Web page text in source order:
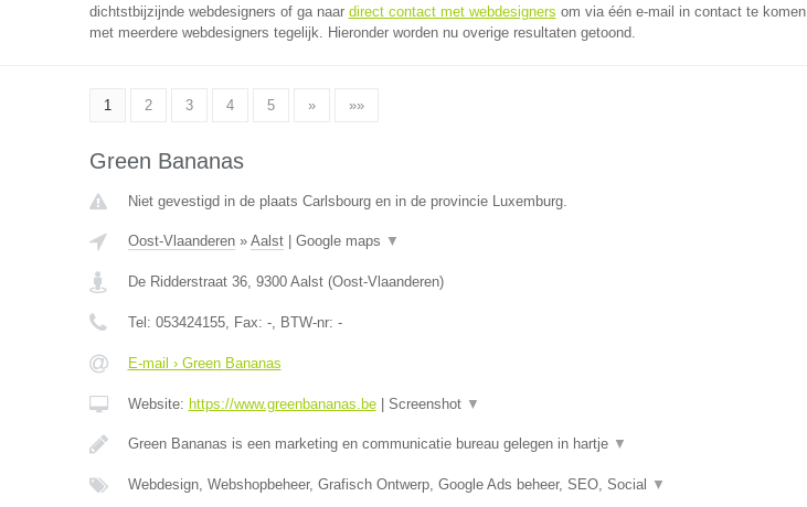
dichtstbijzijnde webdesigners of ga naar direct contact met webdesigners om via één e-mail in contact te komen
met meerdere webdesigners tegelijk. Hieronder worden nu overige resultaten getoond.
1 2 3 4 5 » »»
Green Bananas
Niet gevestigd in de plaats Carlsbourg en in de provincie Luxemburg.
Oost-Vlaanderen» Aalst| Google maps ▼
De Ridderstraat 36, 9300 Aalst(Oost-Vlaanderen)
Tel: 053424155, Fax: -, BTW-nr: -
E-mail › Green Bananas
Website: https://www.greenbananas.be| Screenshot ▼
Green Bananas is een marketing en communicatie bureau gelegen in hartje ▼
Webdesign, Webshopbeheer, Grafisch Ontwerp, Google Ads beheer, SEO, Social ▼